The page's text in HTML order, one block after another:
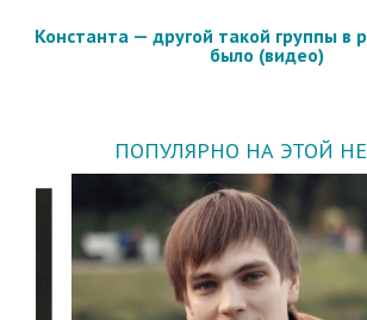
Константа — другой такой группы в
было (видео)
ПОПУЛЯРНО НА ЭТОЙ